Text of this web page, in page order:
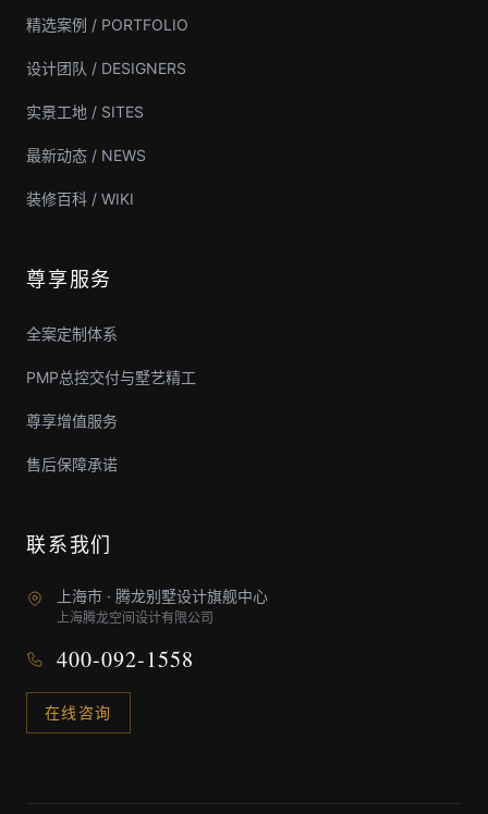
精选案例 / PORTFOLIO
设计团队 / DESIGNERS
实景工地 / SITES
最新动态 / NEWS
装修百科 / WIKI
尊享服务
全案定制体系
PMP总控交付与墅艺精工
尊享增值服务
售后保障承诺
联系我们
上海市 · 腾龙别墅设计旗舰中心
上海腾龙空间设计有限公司
400-092-1558
在线咨询